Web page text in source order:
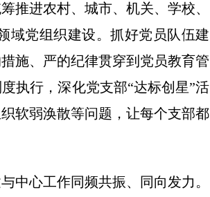
推进农村、城市、机关、学校、
域党组织建设。抓好党员队伍建
施、严的纪律贯穿到党员教育管
执行，深化党支部“达标创星”活
软弱涣散等问题，让每个支部都
中心工作同频共振、同向发力。